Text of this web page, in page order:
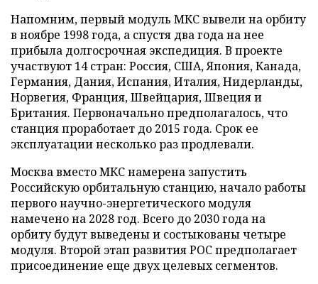
Напомним, первый модуль МКС вывели на орбиту
в ноябре 1998 года, а спустя два года на нее
прибыла долгосрочная экспедиция. В проекте
участвуют 14 стран: Россия, США, Япония, Канада,
Германия, Дания, Испания, Италия, Нидерланды,
Норвегия, Франция, Швейцария, Швеция и
Британия. Первоначально предполагалось, что
станция проработает до 2015 года. Срок ее
эксплуатации несколько раз продлевали.
Москва вместо МКС намерена запустить
Российскую орбитальную станцию, начало работы
первого научно-энергетического модуля
намечено на 2028 год. Всего до 2030 года на
орбиту будут выведены и состыкованы четыре
модуля. Второй этап развития РОС предполагает
присоединение еще двух целевых сегментов.